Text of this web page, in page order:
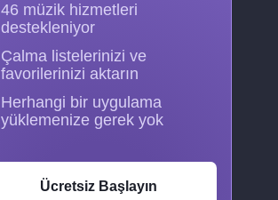
46 müzik hizmetleri
destekleniyor
Çalma listelerinizi ve
favorilerinizi aktarın
Herhangi bir uygulama
yüklemenize gerek yok
Ücretsiz Başlayın